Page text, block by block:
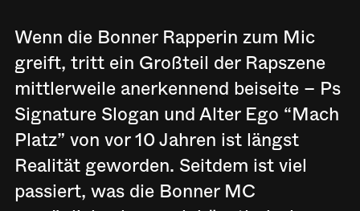
Wenn die Bonner Rapperin zum Mic
greift, tritt ein Großteil der Rapszene
mittlerweile anerkennend beiseite – Ps
Signature Slogan und Alter Ego “Mach
Platz” von vor 10 Jahren ist längst
Realität geworden. Seitdem ist viel
passiert, was die Bonner MC